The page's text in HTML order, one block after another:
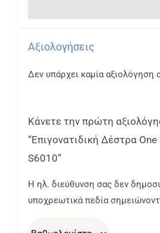
Αξιολογήσεις
Δεν υπάρχει καμία αξιολόγηση
Κάνετε την πρώτη
“Επιγονατιδική Δέστρα
S6010”
Η ηλ. διεύθυνση σας δεν
υποχρεωτικά πεδία